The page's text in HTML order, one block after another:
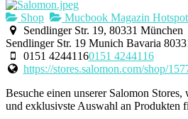
Shop
Mucbook Magazin
Sendlinger Str. 19, 80331 München
Sendlinger Str. 19 Munich Bavaria
0151 42441160151 4244116
https://stores.salomon.com/shop/
Besuche einen unserer Salomon
und exklusivste Auswahl an Produkten